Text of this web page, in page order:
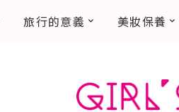
旅行的意義 美妝保養